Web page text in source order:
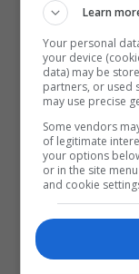
Learn
Your personal
your device
data) may be
partners, or used
may use precise
Some vendors
of legitimate
your options
or in the site
and cookie